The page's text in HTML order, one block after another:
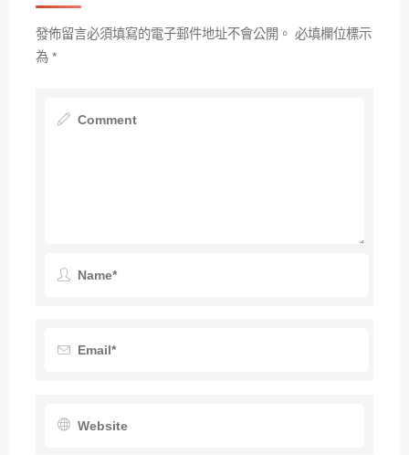
發佈留言必須填寫的電子郵件地址不會公開。 必填欄位標示
為 *